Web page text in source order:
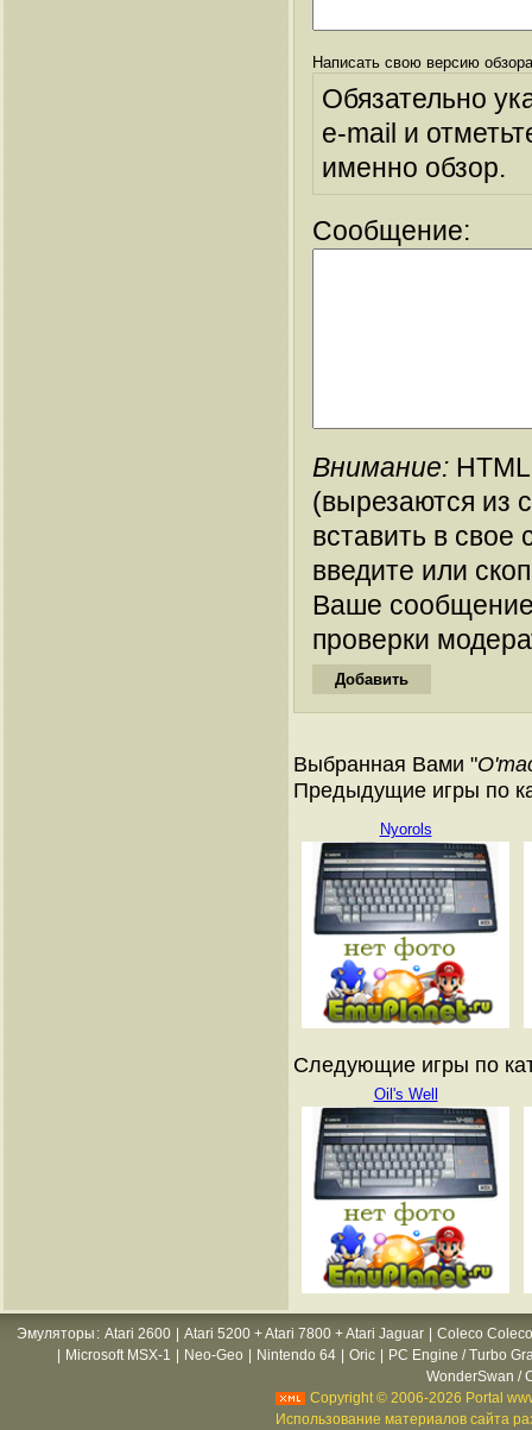
Написать свою версию
Обязательно
e-mail и
именно обзор.
Сообщение:
Внимание:
(вырезаются из
вставить в
введите или
Ваше
проверки
Выбранная Вами "
Предыдущие игры по
Nyorols
Следующие игры по
Oil's Well
Эмуляторы : Atari 2600 Atari 5200 + Atari 7800 + Atari Jaguar
Coleco
Microsoft MSX-1 Neo-Geo Nintendo 64 Oric
PC Engine / Turbo
WonderSwan /
Copyright © 2006-2026 Portal
Использование материалов сайта